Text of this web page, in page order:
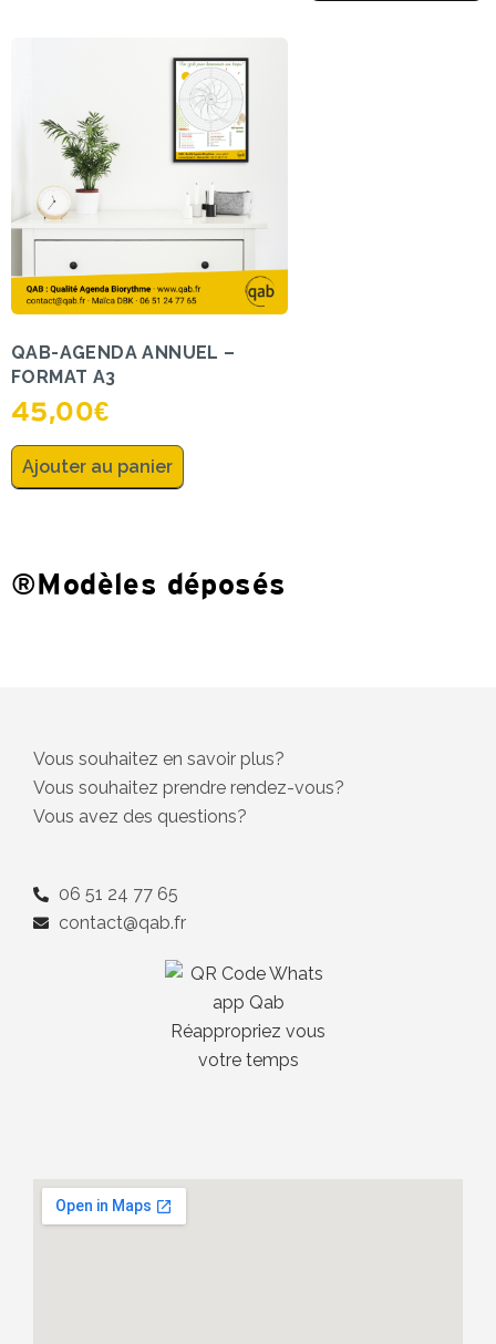
QAB-AGENDA ANNUEL –
FORMAT A3
45,00€
Ajouter au panier
®Modèles déposés
Vous souhaitez en savoir plus?
Vous souhaitez prendre rendez-vous?
Vous avez des questions?
06 51 24 77 65
contact@qab.fr